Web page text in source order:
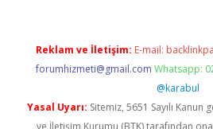
Reklam ve İletişim: E-mail:
forumhizmeti@gmail.com Whatsapp:
@karabul
Yasal Uyarı: Sitemiz, 5651 Sayılı
ve İletişim Kurumu (BTK) tarafından